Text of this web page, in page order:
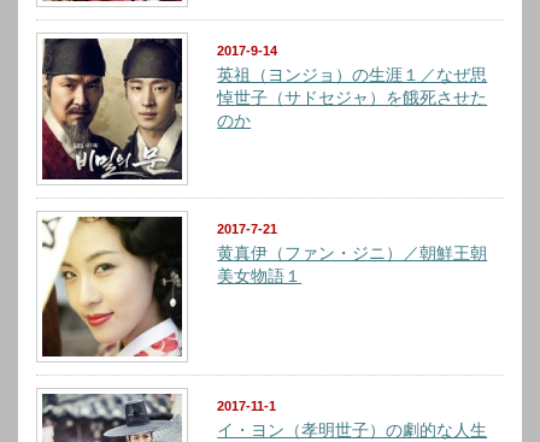
2017-9-14
英祖（ヨンジョ）の生涯１／なぜ思
悼世子（サドセジャ）を餓死させた
のか
2017-7-21
黄真伊（ファン・ジニ）／朝鮮王朝
美女物語１
2017-11-1
イ・ヨン（孝明世子）の劇的な人生